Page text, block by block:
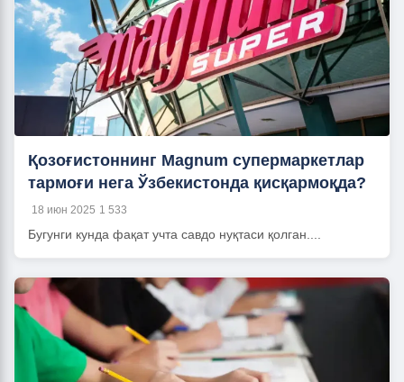
Қозоғистоннинг Magnum супермаркетлар
тармоғи нега Ўзбекистонда қисқармоқда?
18 июн 2025 1 533
Бугунги кунда фақат учта савдо нуқтаси қолган....